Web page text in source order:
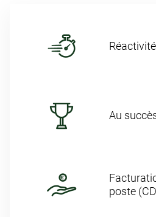
Réactivité
Au
poste